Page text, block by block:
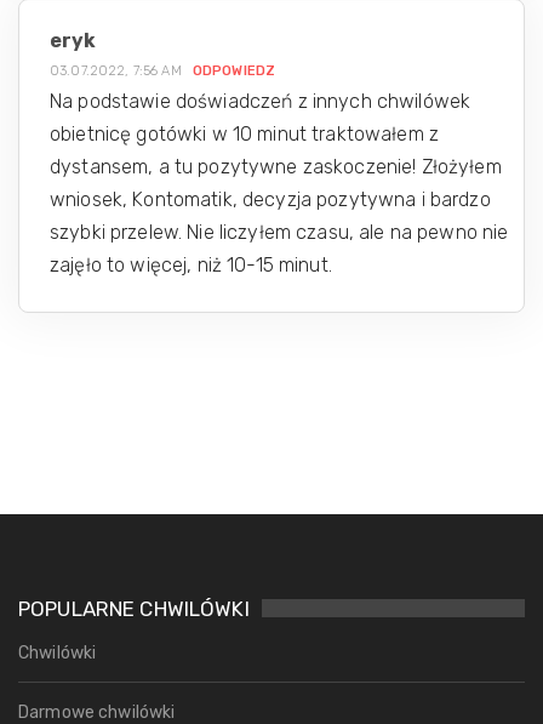
eryk
03.07.2022, 7:56 AM ODPOWIEDZ
Na podstawie doświadczeń z innych chwilówek
obietnicę gotówki w 10 minut traktowałem z
dystansem, a tu pozytywne zaskoczenie! Złożyłem
wniosek, Kontomatik, decyzja pozytywna i bardzo
szybki przelew. Nie liczyłem czasu, ale na pewno nie
zajęło to więcej, niż 10-15 minut.
POPULARNE CHWILÓWKI
Chwilówki
Darmowe chwilówki